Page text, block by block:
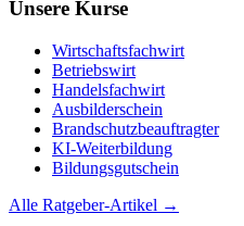
Unsere Kurse
Wirtschaftsfachwirt
Betriebswirt
Handelsfachwirt
Ausbilderschein
Brandschutzbeauftragter
KI-Weiterbildung
Bildungsgutschein
Alle Ratgeber-Artikel →